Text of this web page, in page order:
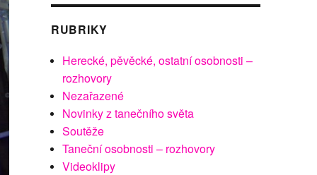
RUBRIKY
Herecké, pěvěcké, ostatní osobnosti –
rozhovory
Nezařazené
Novinky z tanečního světa
Soutěže
Taneční osobnosti – rozhovory
Videoklipy